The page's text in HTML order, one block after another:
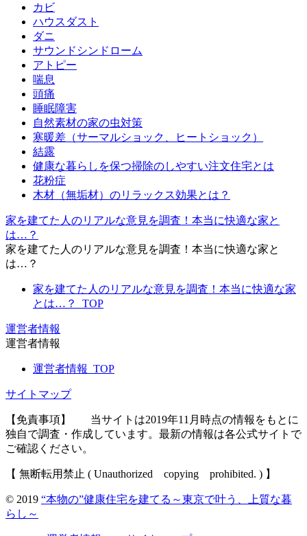
カビ
ハウスダスト
ダニ
サウンドシンドローム
アトピー
喘息
頭痛
睡眠障害
自然素材の家の虫対策
寒暖差（サーマルショック、ヒートショック）
結露
健康な暮らしを保つ掃除のしやすい注文住宅とは
花粉症
木材（無垢材）のリラックス効果とは？
家を建てた人のリアルな意見を調査！本当に快適な家と
は…？
家を建てた人のリアルな意見を調査！本当に快適な家と
は…？
家を建てた人のリアルな意見を調査！本当に快適な家
とは…？_TOP
運営者情報
運営者情報
運営者情報_TOP
サイトマップ
【免責事項】
当サイトは2019年11月時点の情報をもとに
独自で調査・作成しています。最新の情報は各公式サイトで
ご確認ください。
【 無断転用禁止 ( Unauthorized copying prohibited. ) 】
© 2019 “本物の”健康住宅を建てる～東京で叶う、上質な暮
らし～